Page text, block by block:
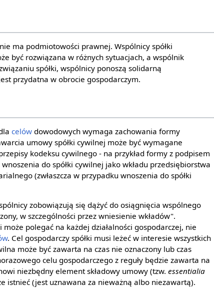
ma podmiotowości prawnej. Wspólnicy spółki
być rozwiązana w różnych sytuacjach, a wspólnik
spółki, wspólnicy ponoszą solidarną
przydatna w obrocie gospodarczym.
celów dowodowych wymaga zachowania formy
umowy spółki cywilnej może być wymagane
kodeksu cywilnego - na przykład formy z podpisem
do spółki cywilnej jako wkładu przedsiębiorstwa
(zwłaszcza w przypadku wnoszenia do spółki
zobowiązują się dążyć do osiągnięcia wspólnego
w szczególności przez wniesienie wkładów".
polegać na każdej działalności gospodarczej, nie
. Cel gospodarczy spółki musi leżeć w interesie wszystkich
może być zawarta na czas nie oznaczony lub czas
celu gospodarczego z reguły będzie zawarta na
niezbędny element składowy umowy (tzw.essentialia
istnieć (jest uznawana za nieważną albo niezawartą).